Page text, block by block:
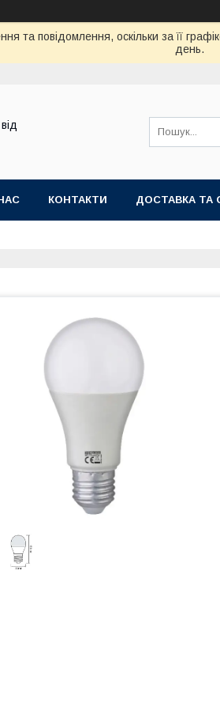
та повідомлення, оскільки за її
день.
КОНТАКТИ ДОСТАВКА ТА